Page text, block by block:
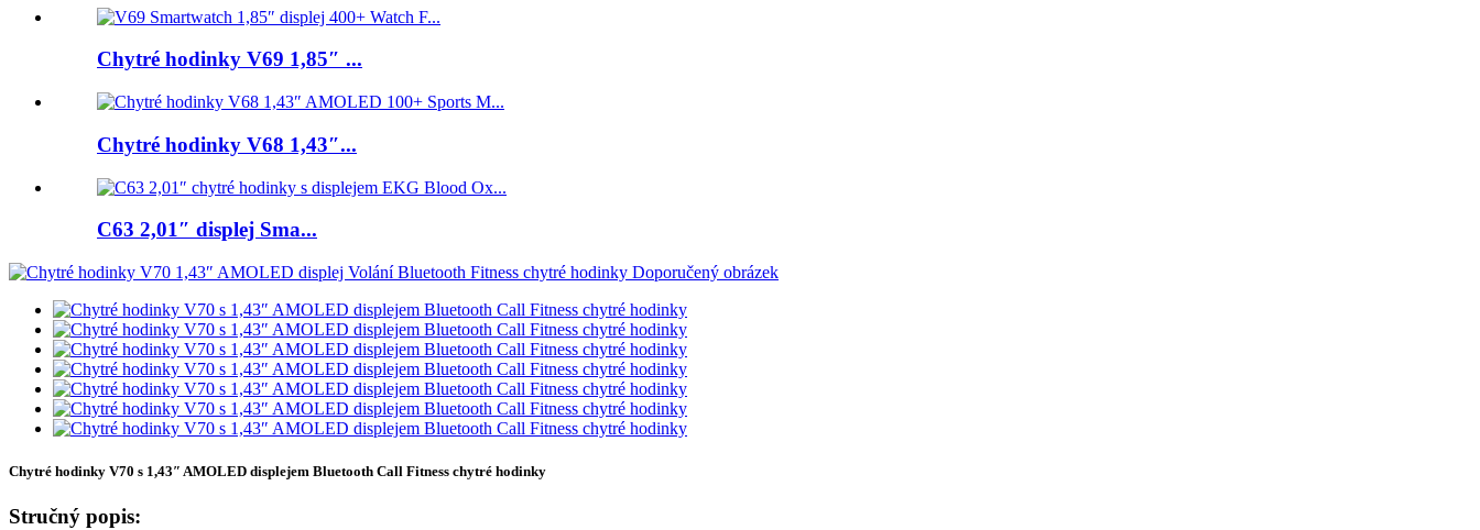
Chytré hodinky V69 1,85″ ...
Chytré hodinky V68 1,43″...
C63 2,01″ displej Sma...
Chytré hodinky V70 s 1,43″ AMOLED displejem Bluetooth Call Fitness chytré hodinky
Stručný popis: